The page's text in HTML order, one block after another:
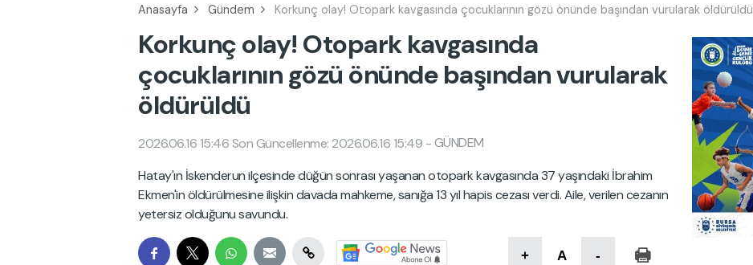
Anasayfa Gündem Korkunç olay! Otopark kavgasında çocuklarının gözü önünde başından vurularak öldürüldü
Korkunç olay! Otopark kavgasında
çocuklarının gözü önünde başından vurularak
öldürüldü
2026.06.16 15:46 Son Güncellenme: 2026.06.16 15:49 -GÜNDEM
Hatay'ın İskenderun ilçesinde düğün sonrası yaşanan otopark kavgasında 37 yaşındaki İbrahim
Ekmen'in öldürülmesine ilişkin davada mahkeme, sanığa 13 yıl hapis cezası verdi. Aile, verilen cezanın
yetersiz olduğunu savundu.
+ A -